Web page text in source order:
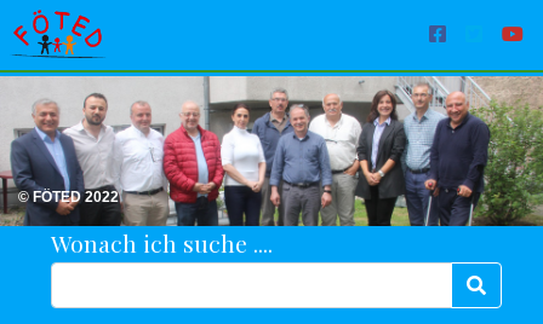
© FÖTED 2022
Wonach ich suche ....